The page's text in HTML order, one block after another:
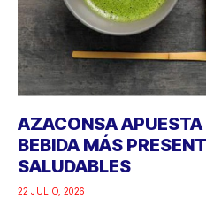
AZACONSA
BEBIDA MÁS
SALUDABLES
22 JULIO, 2026